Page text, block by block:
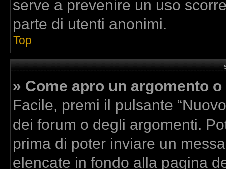
serve a prevenire un uso
parte di utenti anonimi.
Top
» Come apro un argomento
Facile, premi il pulsante
dei forum o degli argomenti.
prima di poter inviare un
elencate in fondo alla pagina